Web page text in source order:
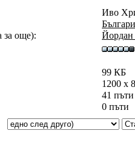
Иво
за още):
99 КБ
1200 x
41 пъти
0 пъти